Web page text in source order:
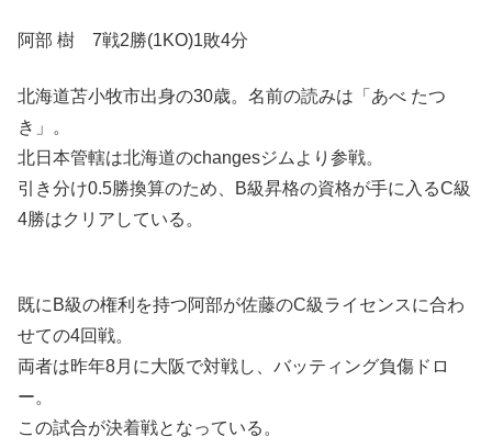
阿部 樹 7戦2勝(1KO)1敗4分
北海道苫小牧市出身の30歳。名前の読みは「あべ たつ
き」。
北日本管轄は北海道のchangesジムより参戦。
引き分け0.5勝換算のため、B級昇格の資格が手に入るC級
4勝はクリアしている。
既にB級の権利を持つ阿部が佐藤のC級ライセンスに合わ
せての4回戦。
両者は昨年8月に大阪で対戦し、バッティング負傷ドロ
ー。
この試合が決着戦となっている。